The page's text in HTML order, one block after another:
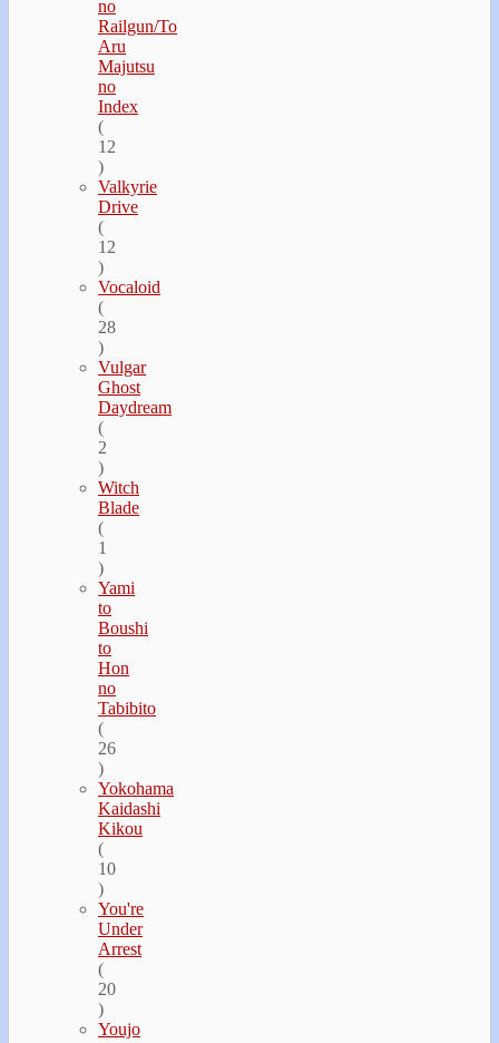
no
Railgun/To
Aru
Majutsu
no
Index
(
12
)
Valkyrie
Drive
(
12
)
Vocaloid
(
28
)
Vulgar
Ghost
Daydream
(
2
)
Witch
Blade
(
1
)
Yami
to
Boushi
to
Hon
no
Tabibito
(
26
)
Yokohama
Kaidashi
Kikou
(
10
)
You're
Under
Arrest
(
20
)
Youjo